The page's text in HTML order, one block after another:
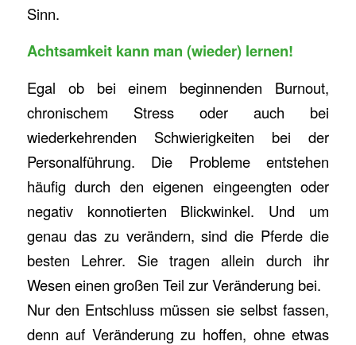
Sinn.
Achtsamkeit kann man (wieder) lernen!
Egal ob bei einem beginnenden Burnout,
chronischem Stress oder auch bei
wiederkehrenden Schwierigkeiten bei der
Personalführung. Die Probleme entstehen
häufig durch den eigenen eingeengten oder
negativ konnotierten Blickwinkel. Und um
genau das zu verändern, sind die Pferde die
besten Lehrer. Sie tragen allein durch ihr
Wesen einen großen Teil zur Veränderung bei.
Nur den Entschluss müssen sie selbst fassen,
denn auf Veränderung zu hoffen, ohne etwas